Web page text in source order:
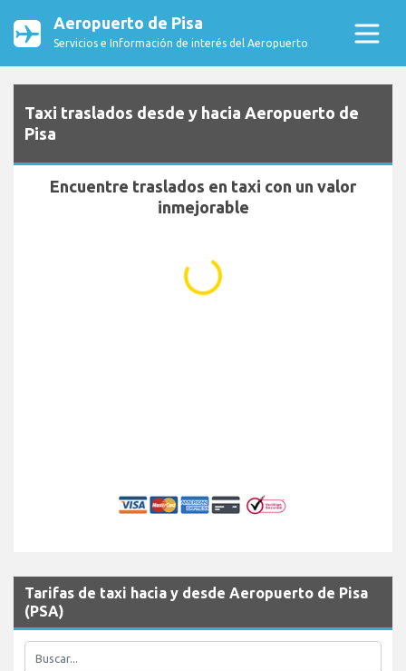
Aeropuerto de Pisa
Servicios e Información de interés del Aeropuerto
Taxi traslados desde y hacia Aeropuerto de
Pisa
Encuentre traslados en taxi con un valor
inmejorable
...
Tarifas de taxi hacia y desde Aeropuerto de Pisa
(PSA)